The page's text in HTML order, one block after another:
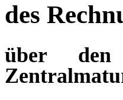
des
über den